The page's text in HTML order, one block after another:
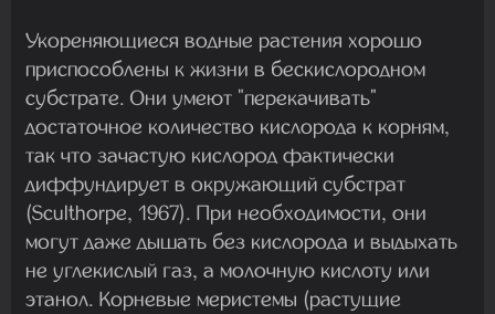
Укореняющиеся водные растения хорошо
приспособлены к жизни в бескислородном
субстрате. Они умеют "перекачивать"
достаточное количество кислорода к корням,
так что зачастую кислород фактически
диффундирует в окружающий субстрат
(Sculthorpe, 1967). При необходимости, они
могут даже дышать без кислорода и выдыхать
не углекислый газ, а молочную кислоту или
этанол. Корневые меристемы (растущие